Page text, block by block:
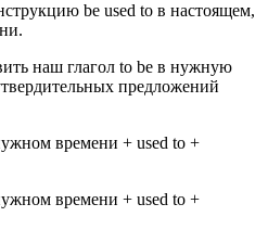
be used to в настоящем,
наш глагол to be в нужную
предложений
времени + used to +
времени + used to +